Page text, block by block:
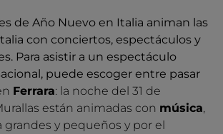
de Año Nuevo en Italia animan las
con conciertos, espectáculos y
Para asistir a un espectáculo
puede escoger entre pasar
Ferrara: la noche del 31 de
están animadas con música,
grandes y pequeños y por el